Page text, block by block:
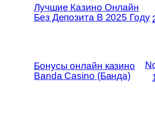
Лучшие Казино Онлайн
Без Депозита В 2025 Году
Бонусы онлайн казино
Banda Casino (Банда)